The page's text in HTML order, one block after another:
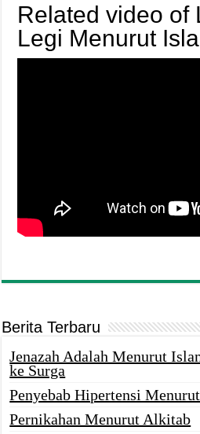
Related video of
Legi Menurut
Berita Terbaru
Jenazah Adalah Menurut
ke Surga
Penyebab Hipertensi
Pernikahan Menurut Alkitab